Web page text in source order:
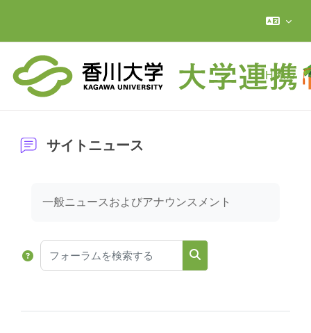
Home
サイトニュース
一般ニュースおよびアナウンスメント
フォーラムを検索する
フォーラムを検索する